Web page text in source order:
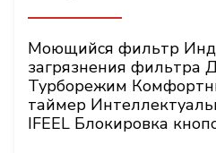
Моющийся фильтр
загрязнения фильтра
Турборежим
таймер
IFEEL Блокировка